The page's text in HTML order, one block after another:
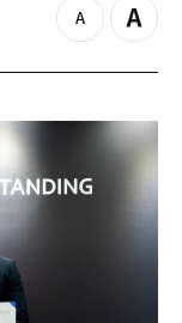
z
o
o
Z
o
i
n